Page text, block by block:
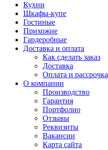
Кухни
Шкафы-купе
Гостиные
Прихожие
Гардеробные
Доставка и оплата
Как сделать заказ
Доставка
Оплата и рассрочка
О компании
Производство
Гарантия
Портфолио
Отзывы
Реквизиты
Вакансии
Карта сайта